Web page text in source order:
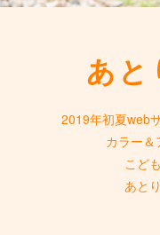
あと
2019年初夏web
カラー＆
こど
あと